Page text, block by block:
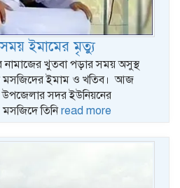
ইমামের মৃত্যু
নামাজের খুতবা পড়ার সময় অসুস্থ
মসজিদের ইমাম ও খতিব। আজ
উপজেলার সদর ইউনিয়নের
তিনিread more